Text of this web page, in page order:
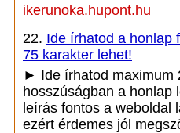
ikerunoka.hupont.hu
22. Ide írhatod a honlap
75 karakter lehet!
► Ide írhatod maximum
hosszúságban a honlap
leírás fontos a weboldal
ezért érdemes jól